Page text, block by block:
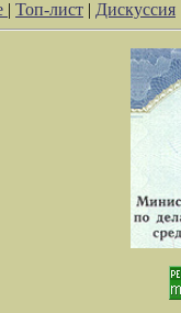
| Топ-лист | Дискуссия